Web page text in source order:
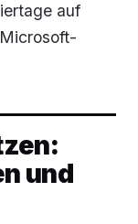
auf
und